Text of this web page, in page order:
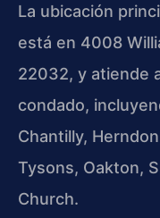
La ubicación
está en 4008
22032, y atiende
condado,
Chantilly,
Tysons, Oakton,
Church.